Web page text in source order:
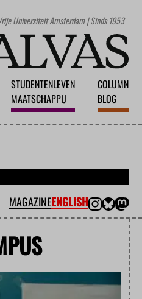
Universiteit Amsterdam | Sinds 1953
STUDENTENLEVEN
MAATSCHAPPIJ
COLUMN
BLOG
MAGAZINEENGLISH